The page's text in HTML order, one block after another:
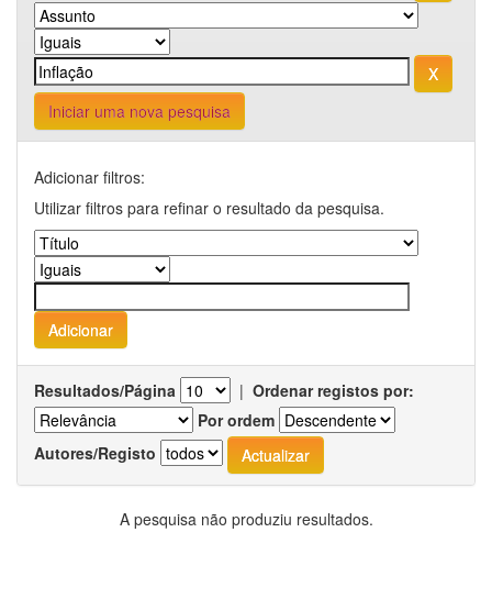
Iniciar uma nova pesquisa
Adicionar filtros:
Utilizar filtros para refinar o resultado da pesquisa.
Resultados/Página | Ordenar registos por:
Por ordem
Autores/Registo
A pesquisa não produziu resultados.